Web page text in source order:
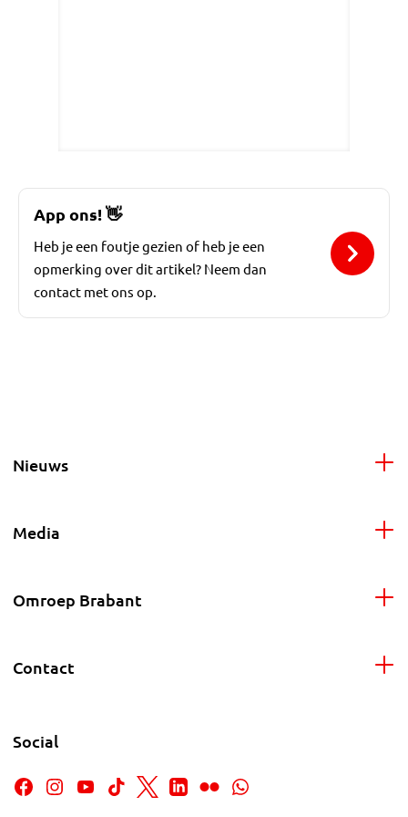
App ons!👋
Heb je een foutje gezien of heb je een
opmerking over dit artikel? Neem dan
contact met ons op.
Nieuws
Media
Omroep Brabant
Contact
Social